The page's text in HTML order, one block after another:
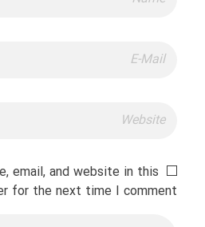
email, and website in this
for the next time I comment.